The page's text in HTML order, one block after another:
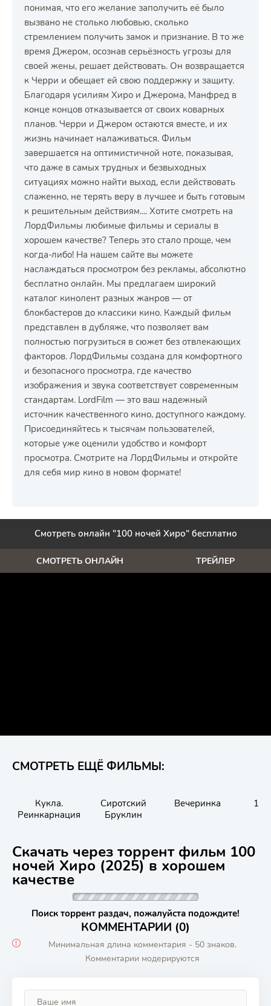
понимая, что его желание заполучить её было
вызвано не столько любовью, сколько
стремлением получить замок и признание. В то же
время Джером, осознав серьёзность угрозы для
своей жены, решает действовать. Он возвращается
к Черри и обещает ей свою поддержку и защиту.
Благодаря усилиям Хиро и Джерома, Манфред в
конце концов отказывается от своих коварных
планов. Черри и Джером остаются вместе, и их
жизнь начинает налаживаться. Фильм
завершается на оптимистичной ноте, показывая,
что даже в самых трудных и безвыходных
ситуациях можно найти выход, если действовать
слаженно, не терять веру в лучшее и быть готовым
к решительным действиям.... Хотите смотреть на
ЛордФильмы любимые фильмы и сериалы в
хорошем качестве? Теперь это стало проще, чем
когда-либо! На нашем сайте вы можете
наслаждаться просмотром без рекламы, абсолютно
бесплатно онлайн. Мы предлагаем широкий
каталог кинолент разных жанров — от
блокбастеров до классики кино. Каждый фильм
представлен в дубляже, что позволяет вам
полностью погрузиться в сюжет без отвлекающих
факторов. ЛордФильмы создана для комфортного
и безопасного просмотра, где качество
изображения и звука соответствует современным
стандартам. LordFilm — это ваш надежный
источник качественного кино, доступного каждому.
Присоединяйтесь к тысячам пользователей,
которые уже оценили удобство и комфорт
просмотра. Смотрите на ЛордФильмы и откройте
для себя мир кино в новом формате!
Смотреть онлайн "100 ночей Хиро" бесплатно
СМОТРЕТЬ ОНЛАЙН ТРЕЙЛЕР
СМОТРЕТЬ ЕЩЁ ФИЛЬМЫ:
Кукла.
Реинкарнация
Сиротский
Бруклин
Вечеринка
Скачать через торрент фильм 100
ночей Хиро (2025) в хорошем
качестве
Поиск торрент раздач, пожалуйста подождите!
КОММЕНТАРИИ (0)
Минимальная длина комментария - 50 знаков.
Комментарии модерируются